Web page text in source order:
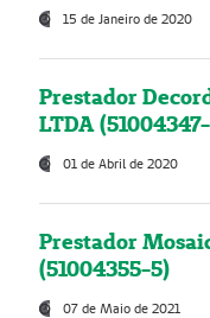
15 de Janeiro de 2020
Prestador
LTDA
01 de Abril de 2020
Prestador
(51004355-5)
07 de Maio de 2021